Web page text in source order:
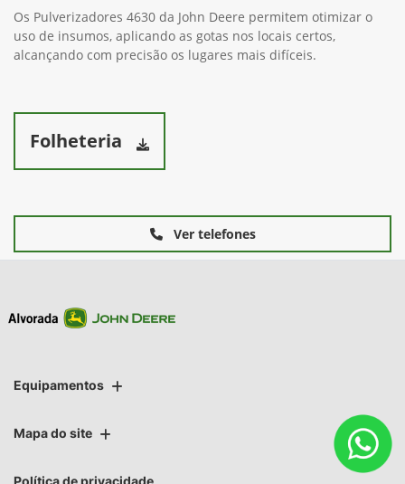
Os Pulverizadores 4630 da John Deere permitem otimizar o
uso de insumos, aplicando as gotas nos locais certos,
alcançando com precisão os lugares mais difíceis.
Folheteria
Ver telefones
Equipamentos
Mapa do site